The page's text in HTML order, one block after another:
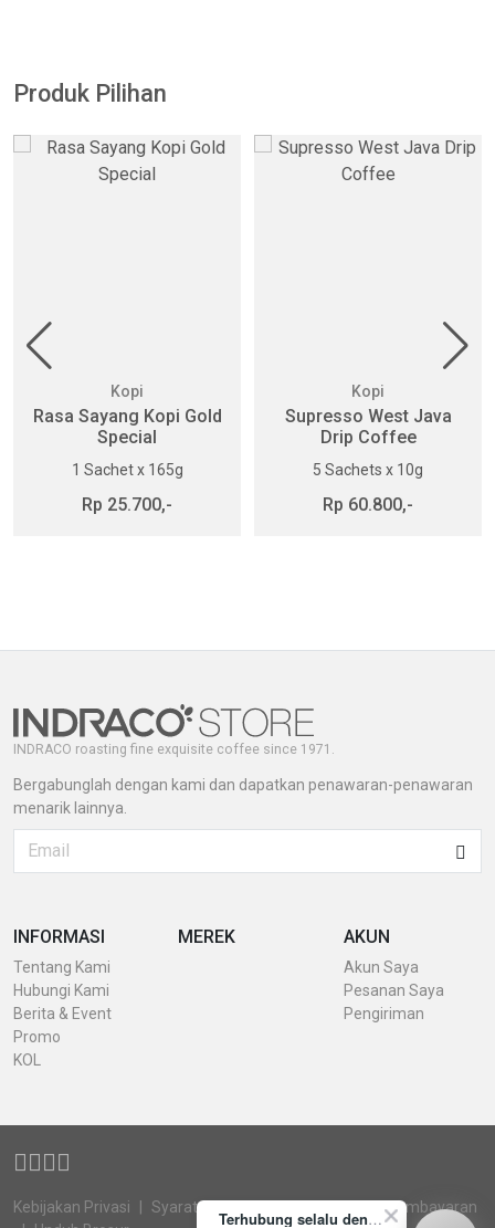
Produk Pilihan
Kopi
Rasa Sayang Kopi Gold
Special
1 Sachet x 165g
Rp 25.700,-
Kopi
Supresso West Java
Drip Coffee
5 Sachets x 10g
Rp 60.800,-
INDRACO roasting fine exquisite coffee since 1971.
Bergabunglah dengan kami dan dapatkan penawaran-penawaran
menarik lainnya.
INFORMASI
Tentang Kami
Hubungi Kami
Berita & Event
Promo
KOL
MEREK AKUN
Akun Saya
Pesanan Saya
Pengiriman
Kebijakan Privasi Syarat & Ketentuan
Konfirmasi Pembayaran
Terhubung selalu dengan INDRACO Store melalui akun resmi kami yuk!